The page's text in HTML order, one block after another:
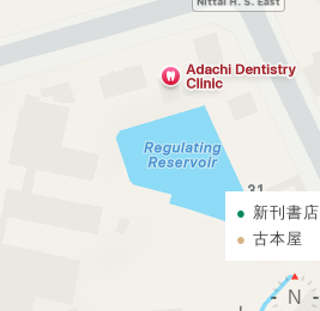
新刊書店
古本屋